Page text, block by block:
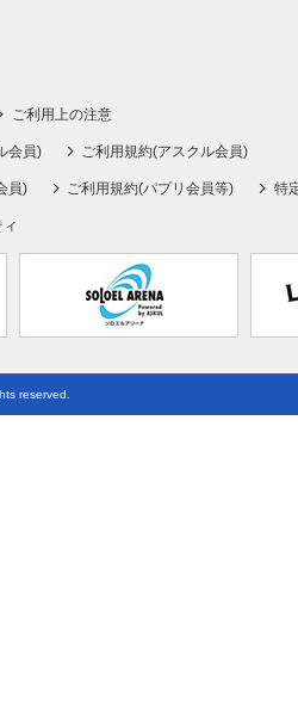
ご利用上の注意
会員) ご利用規約(アスクル会員)
員) ご利用規約(パプリ会員等) 特
reserved.